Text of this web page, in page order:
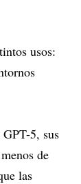
usos:
5, sus
de
las